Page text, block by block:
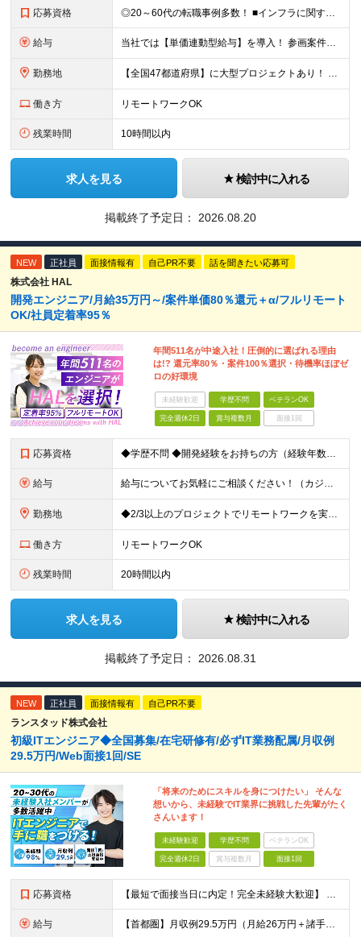
応募資格 ◎20～60代の転職事例多数！ ■インフラに関する何らかのご経験 ■学歴不問/転職回数は一切不問！
給与 当社では【単価連動型給与】を導入！ 参画案件の契約単価に連動して給与が決定。 還元率は単価の【70％～80％】と東証プライム上場グループとして高水準です！（社会保険料・教育コスト含む） ■関東：月給
勤務地 【全国47都道府県】に大型プロジェクトあり！ 主要勤務地： 北海道/宮城県/栃木県/埼玉県/千葉県/東京都/神奈川県/愛知県/大阪府/京都府/兵庫県/広島県/福岡県/熊本県 ※勤務エリアは、あなたの
働き方 リモートワークOK
残業時間 10時間以内
求人を見る 検討中に入れる
掲載終了予定日： 2026.08.20
NEW 正社員 面接情報有 自己PR不要 話を聞きたい応募可
株式会社 HAL
開発エンジニア/月給35万円～/案件単価80％還元＋α/フルリモート
OK/社員定着率95％
年間511名が中途入社！圧倒的に選ばれる理由
は!? 還元率80％・案件100％選択・待機率ほぼゼ
ロの好環境
未経験歓迎 学歴不問 ベテランOK
完全週休2日 賞与複数月 面接1回
応募資格 ◆学歴不問 ◆開発経験をお持ちの方（経験年数不問） ＜こんな方は大歓迎！＞ ◎今の収入をもっと増やしたい ◎もっと上流の案件で活躍したい ◎将来のキャリアにつながる案件に携わりたい ◎自分のやりたい
給与 給与についてお気軽にご相談ください！（カジュアル面談可能） 月給35万円～＋各種手当＋賞与2回 ※固定残業代は、時間外労働の有無に関わらず40時間分を87,500円～支給 ※超過分は別途支給 ※試用
勤務地 ◆2/3以上のプロジェクトでリモートワークを実施中！ ≪自社拠点≫ ・東京本社／東京都千代田区丸の内二丁目6番1号 丸の内パークビルディング6階 ・関西支社／⼤阪府⼤阪市中央区安⼟町2-3-13 ⼤
働き方 リモートワークOK
残業時間 20時間以内
求人を見る 検討中に入れる
掲載終了予定日： 2026.08.31
NEW 正社員 面接情報有 自己PR不要
ランスタッド株式会社
初級ITエンジニア◆全国募集/在宅研修有/必ずIT業務配属/月収例
29.5万円/Web面接1回/SE
「将来のためにスキルを身につけたい」 そんな
想いから、未経験でIT業界に挑戦した先輩がたく
さんいます！
未経験歓迎 学歴不問 ベテランOK
完全週休2日 賞与複数月 面接1回
応募資格 【最短で面接当日に内定！完全未経験大歓迎】 ・業種／職種未経験歓迎 ・社会人デビュー、第二新卒、既卒者大歓迎 ・学歴不問（文系、理系不問） ・20代～30代、男女問わず活躍中 ・服装、髪色自由 ・明確
給与 【首都圏】月収例29.5万円（月給26万円＋諸手当） 【東海・関西】月収例28.5万円（月給25万円＋諸手当） 【九州】月収例26万円（月給23万円＋諸手当） ※経験・スキル・前職給与を踏まえ、総合